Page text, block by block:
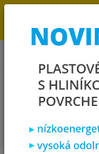
OBJEDNÁVKOU.